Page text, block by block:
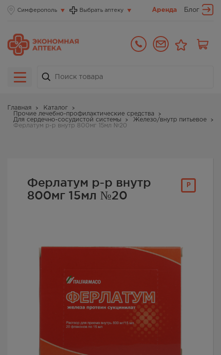
Симферополь Выбрать аптеку Аренда Блог
Главная
Каталог
Прочие лечебно-профилактические средства
Для сердечно-сосудистой системы
Железо/внутр питьевое
Ферлатум р-р внутр 800мг 15мл №20
Р
Ферлатум р-р внутр
800мг 15мл №20